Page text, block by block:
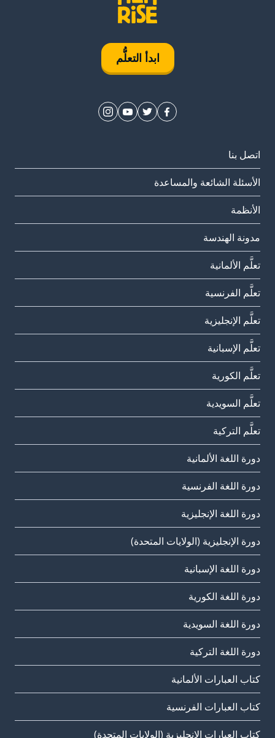
ابدأ التعلُّم
اتصل بنا
الأسئلة الشائعة والمساعدة
الأنظمة
مدونة الهندسة
تعلَّم الألمانية
تعلَّم الفرنسية
تعلَّم الإنجليزية
تعلَّم الإسبانية
تعلَّم الكورية
تعلَّم السويدية
تعلَّم التركية
دورة اللغة الألمانية
دورة اللغة الفرنسية
دورة اللغة الإنجليزية
دورة الإنجليزية (الولايات المتحدة)
دورة اللغة الإسبانية
دورة اللغة الكورية
دورة اللغة السويدية
دورة اللغة التركية
كتاب العبارات الألمانية
كتاب العبارات الفرنسية
كتاب العبارات الإنجليزية (الولايات المتحدة)